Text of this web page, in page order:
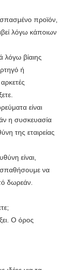
προϊόν,
λόγω κάποιων
λόγω βίαιης
ή
είναι
η συσκευασία
της εταιρείας
είναι,
να
δωρεάν.
Ο όρος